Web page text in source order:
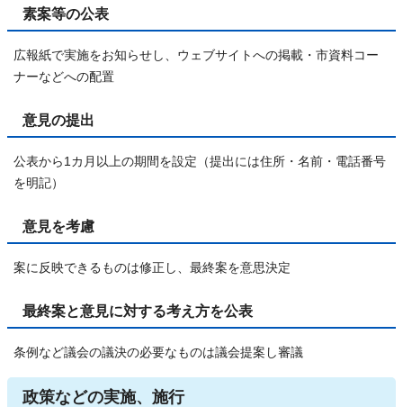
素案等の公表
広報紙で実施をお知らせし、ウェブサイトへの掲載・市資料コー
ナーなどへの配置
意見の提出
公表から1カ月以上の期間を設定（提出には住所・名前・電話番号
を明記）
意見を考慮
案に反映できるものは修正し、最終案を意思決定
最終案と意見に対する考え方を公表
条例など議会の議決の必要なものは議会提案し審議
政策などの実施、施行